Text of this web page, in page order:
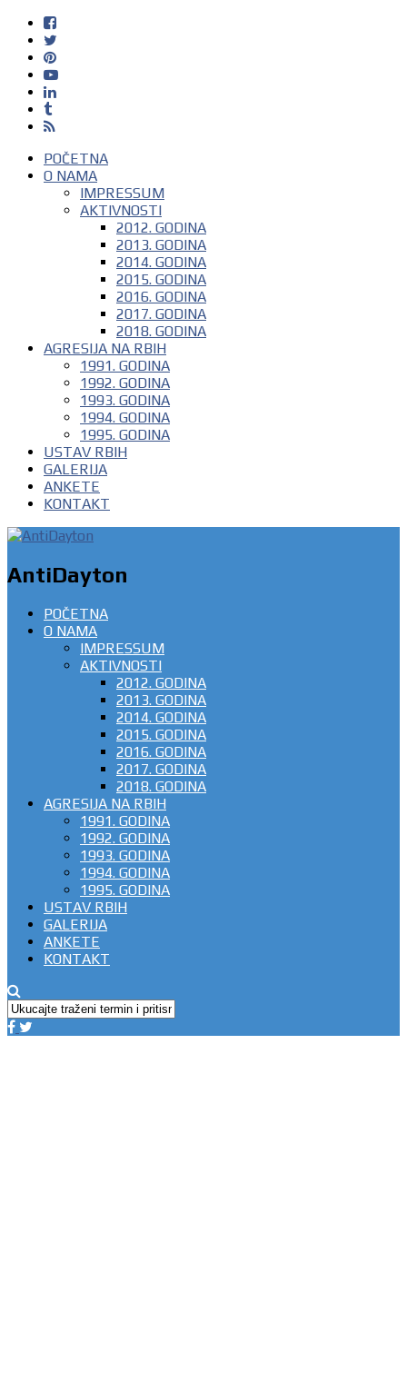
POČETNA
O NAMA
IMPRESSUM
AKTIVNOSTI
2012. GODINA
2013. GODINA
2014. GODINA
2015. GODINA
2016. GODINA
2017. GODINA
2018. GODINA
AGRESIJA NA RBIH
1991. GODINA
1992. GODINA
1993. GODINA
1994. GODINA
1995. GODINA
USTAV RBIH
GALERIJA
ANKETE
KONTAKT
AntiDayton
POČETNA
O NAMA
IMPRESSUM
AKTIVNOSTI
2012. GODINA
2013. GODINA
2014. GODINA
2015. GODINA
2016. GODINA
2017. GODINA
2018. GODINA
AGRESIJA NA RBIH
1991. GODINA
1992. GODINA
1993. GODINA
1994. GODINA
1995. GODINA
USTAV RBIH
GALERIJA
ANKETE
KONTAKT